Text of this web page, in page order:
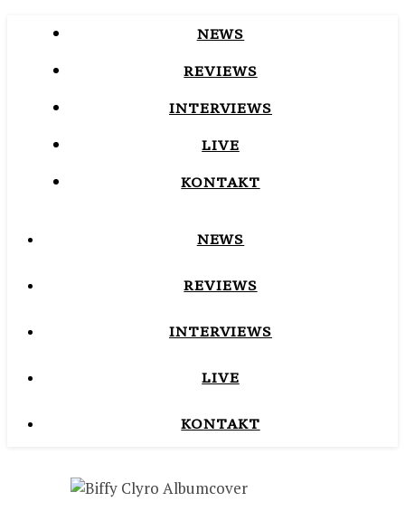
NEWS
REVIEWS
INTERVIEWS
LIVE
KONTAKT
NEWS
REVIEWS
INTERVIEWS
LIVE
KONTAKT